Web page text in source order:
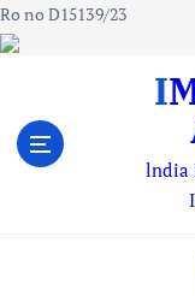
Ro no D15139/23
IMNB NEWS
lndia